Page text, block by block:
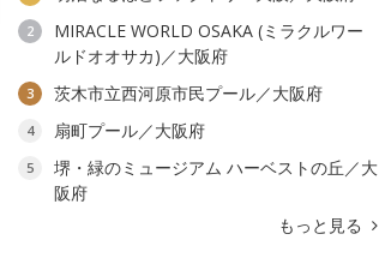
2
MIRACLE WORLD OSAKA (ミラクルワー
ルドオオサカ)／大阪府
3 茨木市立西河原市民プール／大阪府
4 扇町プール／大阪府
5
堺・緑のミュージアム ハーベストの丘／大
阪府
もっと見る